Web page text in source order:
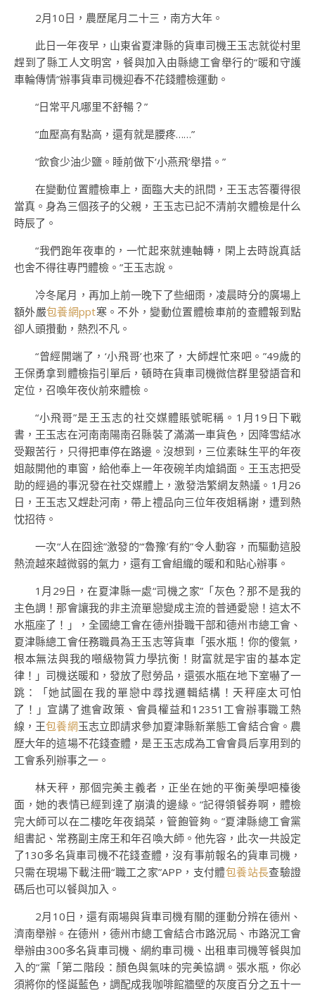
2月10日，農歷尾月二十三，南方大年。
此日一年夜早，山東省夏津縣的貨車司機王玉志就從村里
趕到了縣工人文明宮，餐與加入由縣總工會舉行的“暖和守護
車輪傳情”辦事貨車司機迎春不花錢體檢運動。
“日常平凡哪里不舒暢？”
“血壓高有點高，還有就是腰疼……”
“飲食少油少鹽。睡前做下‘小燕飛’舉措。”
在變動位置體檢車上，面臨大夫的訊問，王玉志答覆得很
當真。身為三個孩子的父親，王玉志已記不清前次體檢是什么
時辰了。
“我們跑年夜車的，一忙起來就連軸轉，閑上去時說真話
也舍不得往專門體檢。”王玉志說。
冷冬尾月，再加上前一晚下了些細雨，凌晨時分的廣場上
額外嚴包養網ppt寒。不外，變動位置體檢車前的查體報到點
卻人頭攢動，熱烈不凡。
“曾經開端了，‘小飛哥’也來了，大師趕忙來吧。”49歲的
王保勇拿到體檢指引單后，頓時在貨車司機微信群里發語音和
定位，召喚年夜伙前來體檢。
“小飛哥”是王玉志的社交媒體賬號昵稱。1月19日下戰
書，王玉志在河南南陽南召縣裝了滿滿一車貨色，因降雪結冰
受艱苦行，只得把車停在路邊。沒想到，三位素昧生平的年夜
姐敲開他的車窗，給他奉上一年夜碗羊肉熗鍋面。王玉志把受
助的經過的事況發在社交媒體上，激發浩繁網友熱議。1月26
日，王玉志又趕赴河南，帶上禮品向三位年夜姐稱謝，遭到熱
忱招待。
一次“人在囧途”激發的“‘魯豫’有約”令人動容，而驅動這股
熱流越來越微弱的氣力，還有工會組織的暖和和貼心辦事。
1月29日，在夏津縣一處“司機之家”「灰色？那不是我的
主色調！那會讓我的非主流單戀變成主流的普通愛戀！這太不
水瓶座了！」，全國總工會在德州掛職干部和德州市總工會、
夏津縣總工會任務職員為王玉志等貨車「張水瓶！你的傻氣，
根本無法與我的噸級物質力學抗衡！財富就是宇宙的基本定
律！」司機送暖和，發放了慰勞品，還張水瓶在地下室嚇了一
跳：「她試圖在我的單戀中尋找邏輯結構！天秤座太可怕
了！」宣講了進會政策、會員權益和12351工會辦事職工熱
線，王包養網玉志立即請求參加夏津縣新業態工會結合會。農
歷大年的這場不花錢查體，是王玉志成為工會會員后享用到的
工會系列辦事之一。
林天秤，那個完美主義者，正坐在她的平衡美學吧檯後
面，她的表情已經到達了崩潰的邊緣。“記得領餐券啊，體檢
完大師可以在二樓吃年夜鍋菜，管飽管夠。”夏津縣總工會黨
組書記、常務副主席王和年召喚大師。他先容，此次一共設定
了130多名貨車司機不花錢查體，沒有事前報名的貨車司機，
只需在現場下載注冊“職工之家”APP，支付體包養站長查驗證
碼后也可以餐與加入。
2月10日，還有兩場與貨車司機有關的運動分辨在德州、
濟南舉辦。在德州，德州市總工會結合市路況局、市路況工會
舉辦由300多名貨車司機、網約車司機、出租車司機等餐與加
入的“黨「第二階段：顏色與氣味的完美協調。張水瓶，你必
須將你的怪誕藍色，調配成我咖啡館牆壁的灰度百分之五十一